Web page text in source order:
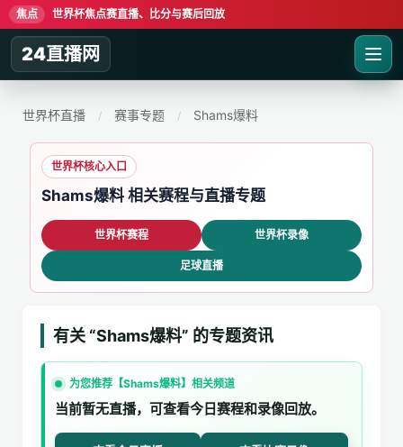
焦点 世界杯焦点赛直播、比分与赛后回放
24直播网
世界杯直播 / 赛事专题 / Shams爆料
世界杯核心入口
Shams爆料 相关赛程与直播专题
世界杯赛程 世界杯录像
足球直播
有关 “Shams爆料” 的专题资讯
为您推荐【Shams爆料】相关频道
当前暂无直播，可查看今日赛程和录像回放。